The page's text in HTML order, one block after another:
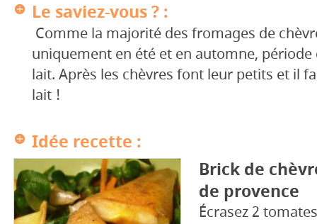
Le saviez-vous ? :
Comme la majorité des fromages de
uniquement en été et en automne,
lait. Après les chèvres font leur petits et il
lait !
Idée recette :
Brick de
de provence
Écrasez 2